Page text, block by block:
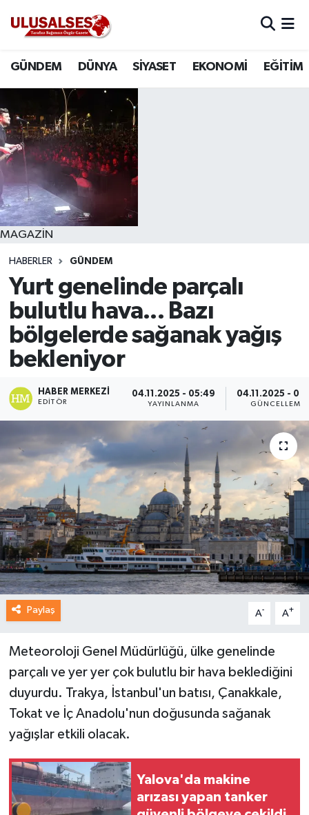
GÜNDEM DÜNYA SİYASET EKONOMİ EĞİTİM
MAGAZİN
HABERLER GÜNDEM
Yurt genelinde parçalı
bulutlu hava... Bazı
bölgelerde sağanak yağış
bekleniyor
HABER MERKEZI
EDITÖR
04.11.2025 - 05:49
YAYINLANMA
04.11.2025 -
GÜNCELLEME
Paylaş A- A+
Meteoroloji Genel Müdürlüğü, ülke genelinde
parçalı ve yer yer çok bulutlu bir hava beklediğini
duyurdu. Trakya, İstanbul'un batısı, Çanakkale,
Tokat ve İç Anadolu'nun doğusunda sağanak
yağışlar etkili olacak.
Yalova'da makine
arızası yapan tanker
DÜNYA
SİYASET
EKONOMİ
EĞİTİM
SAĞLIK
MAGAZİN
SPOR
Trafik Durumu
Süper Lig Puan Durumu ve Fikstür
Tüm Manşetler
Son Dakika Haberleri
Haber Arşivi